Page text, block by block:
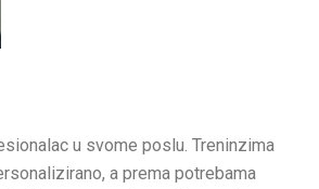
u svome poslu. Treninzima
a prema potrebama